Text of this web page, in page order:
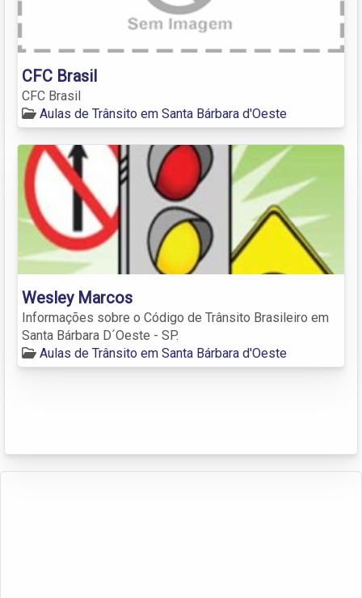
CFC Brasil
CFC Brasil
Aulas de Trânsito em Santa Bárbara d'Oeste
Wesley Marcos
Informações sobre o Código de Trânsito Brasileiro em
Santa Bárbara D´Oeste - SP.
Aulas de Trânsito em Santa Bárbara d'Oeste